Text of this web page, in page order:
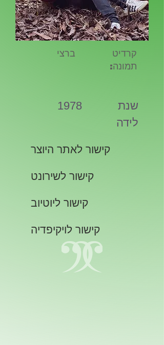
ברצי
קרדיט
תמונה:
1978
שנת
לידה
קישור לאתר היוצר
קישור לשירונט
קישור ליוטיוב
קישור לויקיפדיה